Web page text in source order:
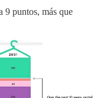
9 puntos, más que